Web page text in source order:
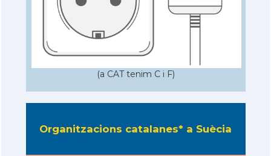
(a CAT tenim C i F)
Organitzacions catalanes* a Suècia